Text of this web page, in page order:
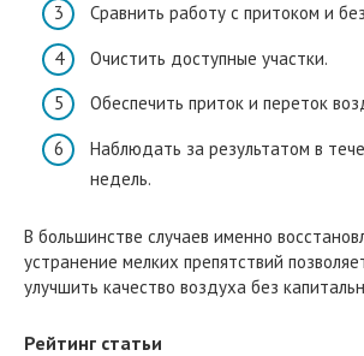
Сравнить работу с притоком и
Очистить доступные участки.
Обеспечить приток и переток
Наблюдать за результатом в
недель.
В большинстве случаев именно
устранение мелких препятствий
улучшить качество воздуха без
Рейтинг статьи